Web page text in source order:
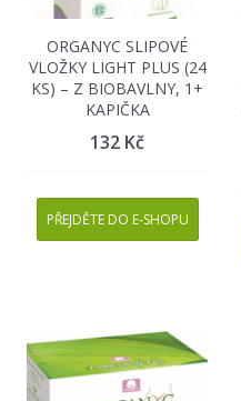
ORGANYC SLIPOVÉ
VLOŽKY LIGHT PLUS (24
KS) – Z BIOBAVLNY, 1+
KAPIČKA
132 Kč
PŘEJDĚTE DO E-SHOPU